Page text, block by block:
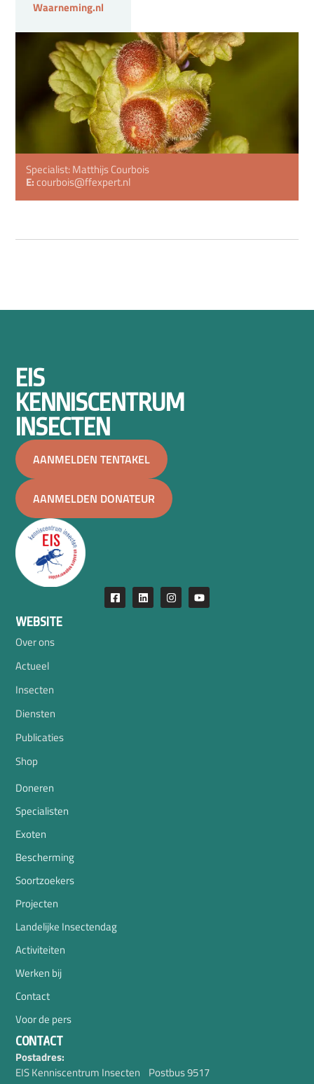
Waarneming.nl
Specialist: Matthijs Courbois
E:courbois@ffexpert.nl
EIS
KENNISCENTRUM
INSECTEN
AANMELDEN TENTAKEL
AANMELDEN DONATEUR
WEBSITE
Over ons
Actueel
Insecten
Diensten
Publicaties
Shop
Doneren
Specialisten
Exoten
Bescherming
Soortzoekers
Projecten
Landelijke Insectendag
Activiteiten
Werken bij
Contact
Voor de pers
CONTACT
Postadres:
EIS Kenniscentrum Insecten Postbus 9517